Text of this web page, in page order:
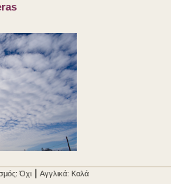
Όχι ┃ Αγγλικά: Καλά